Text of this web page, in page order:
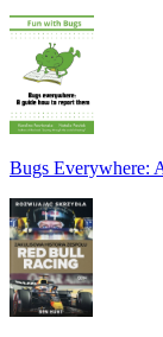
Bugs Everywhere: